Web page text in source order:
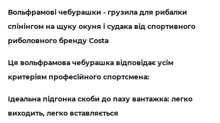
Вольфрамові чебурашки - грузила для рибалки
спінінгом на щуку окуня і судака від спортивного
риболовного бренду Costa
Ця вольфрамова чебурашка відповідає усім
критеріям професійного спортсмена:
Ідеальна підгонка скоби до пазу вантажка: легко
виходить, легко вставляється